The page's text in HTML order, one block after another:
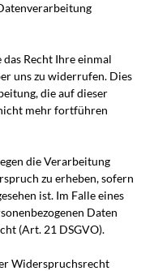
das Recht Ihre einmal
uns zu widerrufen. Dies
die auf dieser
mehr fortführen
die Verarbeitung
zu erheben, sofern
ist. Im Falle eines
Daten
(Art. 21 DSGVO).
Widerspruchsrecht